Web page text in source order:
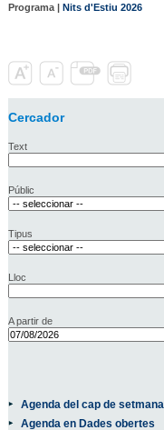
Programa | Nits d'Estiu 2026
Cercador
Text
Públic
Tipus
Lloc
A partir de
Agenda del cap de setmana
Agenda en Dades obertes